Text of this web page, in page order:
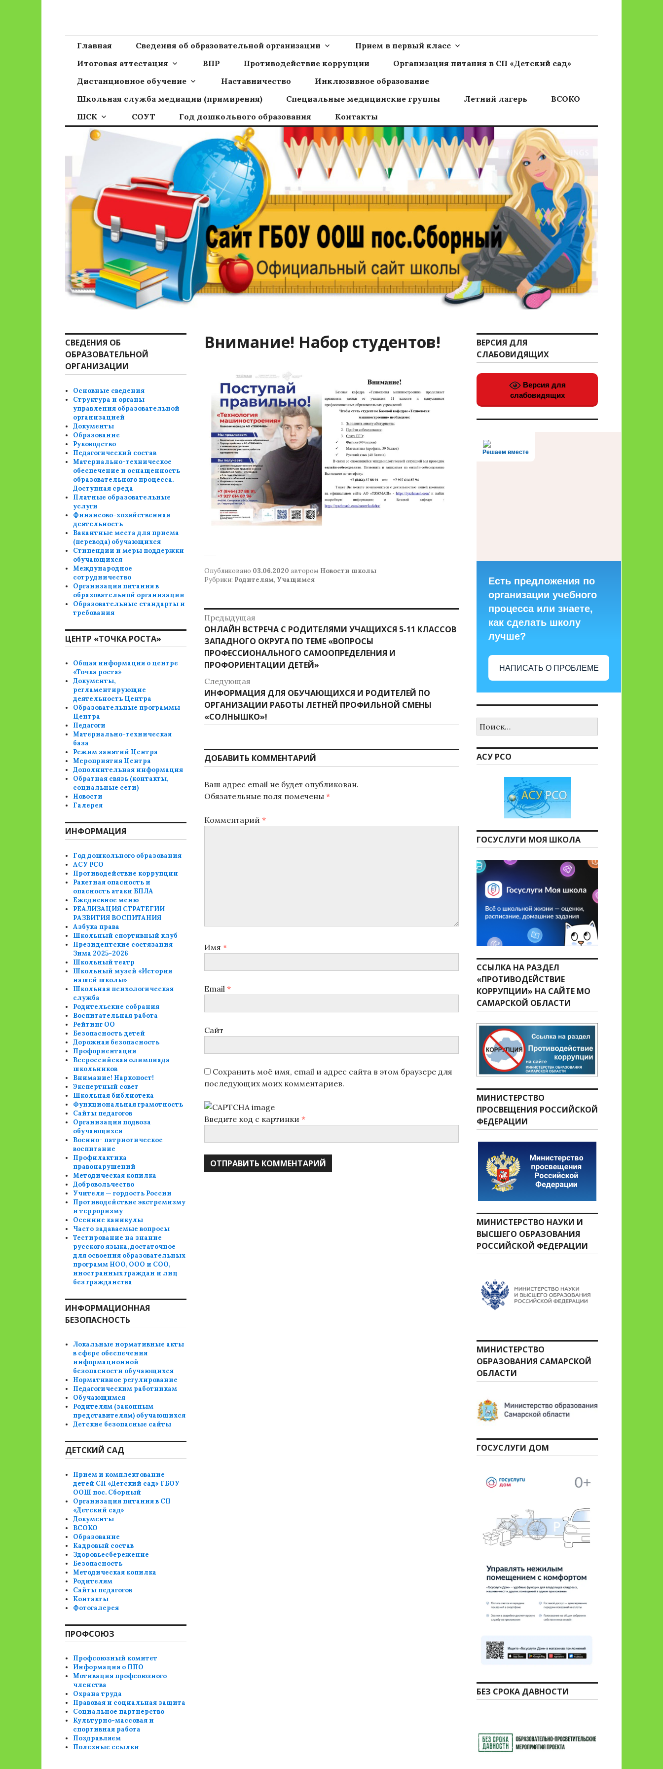
Сайт ГБОУ ООШ пос.Сборный
Главная Сведения об образовательной организации
Прием в первый класс
Итоговая аттестация
ВПР Противодействие коррупции
Организация питания в СП «Детский сад»
Дистанционное обучение
Наставничество
Инклюзивное образование
Школьная служба медиации (примирения)
Специальные медицинские группы Летний лагерь
ВСОКО
ШСК
СОУТ Год дошкольного образования Контакты
Внимание! Набор студентов!
Опубликовано 03.06.2020 автором Новости школы
Рубрики: Родителям, Учащимся
Навигация
по
записям
Предыдущая
Предыдущая
запись:
ОНЛАЙН ВСТРЕЧА С РОДИТЕЛЯМИ УЧАЩИХСЯ 5-11 КЛАССОВ
ЗАПАДНОГО ОКРУГА ПО ТЕМЕ «ВОПРОСЫ
ПРОФЕССИОНАЛЬНОГО САМООПРЕДЕЛЕНИЯ И
ПРОФОРИЕНТАЦИИ ДЕТЕЙ»
Следующая
Следующая
запись:
ИНФОРМАЦИЯ ДЛЯ ОБУЧАЮЩИХСЯ И РОДИТЕЛЕЙ ПО
ОРГАНИЗАЦИИ РАБОТЫ ЛЕТНЕЙ ПРОФИЛЬНОЙ СМЕНЫ
«СОЛНЫШКО»!
ДОБАВИТЬ КОММЕНТАРИЙ
Ваш адрес email не будет опубликован.
Обязательные поля помечены *
Комментарий *
Имя *
Email *
Сайт
Сохранить моё имя, email и адрес сайта в этом браузере для
последующих моих комментариев.
Введите код с картинки *
СВЕДЕНИЯ ОБ
ОБРАЗОВАТЕЛЬНОЙ
ОРГАНИЗАЦИИ
Основные сведения
Структура и органы
управления образовательной
организацией
Документы
Образование
Руководство
Педагогический состав
Материально-техническое
обеспечение и оснащенность
образовательного процесса.
Доступная среда
Платные образовательные
услуги
Финансово-хозяйственная
деятельность
Вакантные места для приема
(перевода) обучающихся
Стипендии и меры поддержки
обучающихся
Международное
сотрудничество
Организация питания в
образовательной организации
Образовательные стандарты и
требования
ЦЕНТР «ТОЧКА РОСТА»
Общая информация о центре
«Точка роста»
Документы,
регламентирующие
деятельность Центра
Образовательные программы
Центра
Педагоги
Материально-техническая
база
Режим занятий Центра
Мероприятия Центра
Дополнительная информация
Обратная связь (контакты,
социальные сети)
Новости
Галерея
ИНФОРМАЦИЯ
Год дошкольного образования
АСУ РСО
Противодействие коррупции
Ракетная опасность и
опасность атаки БПЛА
Ежедневное меню
РЕАЛИЗАЦИЯ СТРАТЕГИИ
РАЗВИТИЯ ВОСПИТАНИЯ
Азбука права
Школьный спортивный клуб
Президентские состязания
Зима 2025-2026
Школьный театр
Школьный музей «История
нашей школы»
Школьная психологическая
служба
Родительские собрания
Воспитательная работа
Рейтинг ОО
Безопасность детей
Дорожная безопасность
Профориентация
Всероссийская олимпиада
школьников
Внимание! Наркопост!
Экспертный совет
Школьная библиотека
Функциональная грамотность
Сайты педагогов
Организация подвоза
обучающихся
Военно- патриотическое
воспитание
Профилактика
правонарушений
Методическая копилка
Добровольчество
Учителя — гордость России
Противодействие экстремизму
и терроризму
Осенние каникулы
Часто задаваемые вопросы
Тестирование на знание
русского языка, достаточное
для освоения образовательных
программ НОО, ООО и СОО,
иностранных граждан и лиц
без гражданства
ИНФОРМАЦИОННАЯ
БЕЗОПАСНОСТЬ
Локальные нормативные акты
в сфере обеспечения
информационной
безопасности обучающихся
Нормативное регулирование
Педагогическим работникам
Обучающимся
Родителям (законным
представителям) обучающихся
Детские безопасные сайты
ДЕТСКИЙ САД
Прием и комплектование
детей СП «Детский сад» ГБОУ
ООШ пос. Сборный
Организация питания в СП
«Детский сад»
Документы
ВСОКО
Образование
Кадровый состав
Здоровьесбережение
Безопасность
Методическая копилка
Родителям
Сайты педагогов
Контакты
Фотогалерея
ПРОФСОЮЗ
Профсоюзный комитет
Информация о ППО
Мотивация профсоюзного
членства
Охрана труда
Правовая и социальная защита
Социальное партнерство
Культурно-массовая и
спортивная работа
Поздравляем
Полезные ссылки
ВЕРСИЯ ДЛЯ
СЛАБОВИДЯЩИХ
Версия для
слабовидящих
Решаем вместе
Есть предложения по
организации учебного
процесса или знаете,
как сделать школу
лучше?
НАПИСАТЬ О ПРОБЛЕМЕ
АСУ РСО
ГОСУСЛУГИ МОЯ ШКОЛА
ССЫЛКА НА РАЗДЕЛ
«ПРОТИВОДЕЙСТВИЕ
КОРРУПЦИИ» НА САЙТЕ МО
САМАРСКОЙ ОБЛАСТИ
МИНИСТЕРСТВО
ПРОСВЕЩЕНИЯ РОССИЙСКОЙ
ФЕДЕРАЦИИ
МИНИСТЕРСТВО НАУКИ И
ВЫСШЕГО ОБРАЗОВАНИЯ
РОССИЙСКОЙ ФЕДЕРАЦИИ
МИНИСТЕРСТВО
ОБРАЗОВАНИЯ САМАРСКОЙ
ОБЛАСТИ
ГОСУСЛУГИ ДОМ
БЕЗ СРОКА ДАВНОСТИ